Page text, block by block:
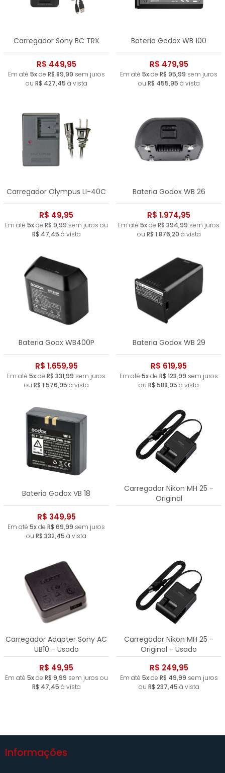
Carregador Sony BC TRX
R$ 449,95
Em até 5xde R$ 89,99 sem juros
ou R$ 427,45 à vista
Bateria Godox WB 100
R$ 479,95
Em até 5xde R$ 95,99 sem juros
ou R$ 455,95 à vista
Carregador Olympus LI-40C
R$ 49,95
Em até 5xde R$ 9,99 sem juros ou
R$ 47,45 à vista
Bateria Godox WB 26
R$ 1.974,95
Em até 5xde R$ 394,99 sem juros
ou R$ 1.876,20 à vista
Bateria Goox WB400P
R$ 1.659,95
Em até 5xde R$ 331,99 sem juros
ou R$ 1.576,95 à vista
Bateria Godox WB 29
R$ 619,95
Em até 5xde R$ 123,99 sem juros
ou R$ 588,95 à vista
Bateria Godox VB 18
R$ 349,95
Em até 5xde R$ 69,99 sem juros
ou R$ 332,45 à vista
Carregador Nikon MH 25 -
Original
Carregador Adapter Sony AC
UB10 - Usado
R$ 49,95
Em até 5xde R$ 9,99 sem juros ou
R$ 47,45 à vista
Carregador Nikon MH 25 -
Original - Usado
R$ 249,95
Em até 5xde R$ 49,99 sem juros
ou R$ 237,45 à vista
Informações